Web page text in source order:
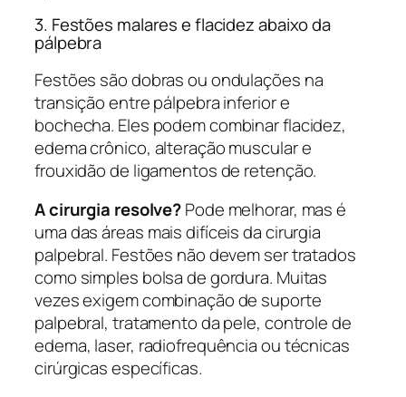
3. Festões malares e flacidez abaixo da
pálpebra
Festões são dobras ou ondulações na
transição entre pálpebra inferior e
bochecha. Eles podem combinar flacidez,
edema crônico, alteração muscular e
frouxidão de ligamentos de retenção.
A cirurgia resolve?Pode melhorar, mas é
uma das áreas mais difíceis da cirurgia
palpebral. Festões não devem ser tratados
como simples bolsa de gordura. Muitas
vezes exigem combinação de suporte
palpebral, tratamento da pele, controle de
edema, laser, radiofrequência ou técnicas
cirúrgicas específicas.